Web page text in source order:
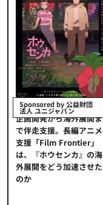
Sponsored by 公益財団
法人 ユニジャパン
企画開発から海外展開ま
で伴走支援。長編アニメ
支援「Film Frontier」
は、『ホウセンカ』の海
外展開をどう加速させた
のか